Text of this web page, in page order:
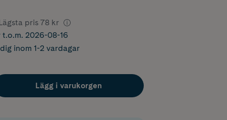
pris 78 kr
t.o.m. 2026-08-16
inom 1-2 vardagar
Lägg i varukorgen